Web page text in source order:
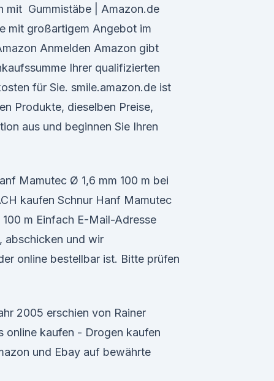
mit Gummistäbe | Amazon.de
mit großartigem Angebot im
Anmelden Amazon gibt
Ihrer qualifizierten
für Sie. smile.amazon.de ist
Produkte, dieselben Preise,
aus und beginnen Sie Ihren
Mamutec Ø 1,6 mm 100 m bei
kaufen Schnur Hanf Mamutec
100 m Einfach E-Mail-Adresse
abschicken und wir
online bestellbar ist. Bitte prüfen
2005 erschien von Rainer
online kaufen - Drogen kaufen
und Ebay auf bewährte